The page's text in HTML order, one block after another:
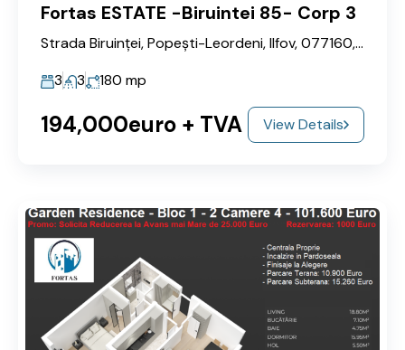
Fortas ESTATE -Biruintei 85- Corp 3
Strada Biruinței, Popești-Leordeni, Ilfov, 077160, Romania
3
3 180 mp
194,000euro + TVA View Details